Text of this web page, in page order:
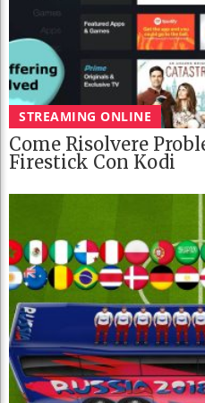
STREAMING ONLINE
Come Risolvere
Firestick Con Kodi